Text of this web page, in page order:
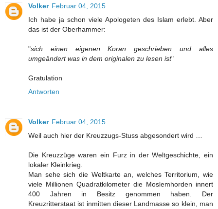
Volker Februar 04, 2015
Ich habe ja schon viele Apologeten des Islam erlebt. Aber
das ist der Oberhammer:
"sich einen eigenen Koran geschrieben und alles
umgeändert was in dem originalen zu lesen ist"
Gratulation
Antworten
Volker Februar 04, 2015
Weil auch hier der Kreuzzugs-Stuss abgesondert wird …
Die Kreuzzüge waren ein Furz in der Weltgeschichte, ein
lokaler Kleinkrieg.
Man sehe sich die Weltkarte an, welches Territorium, wie
viele Millionen Quadratkilometer die Moslemhorden innert
400 Jahren in Besitz genommen haben. Der
Kreuzritterstaat ist inmitten dieser Landmasse so klein, man